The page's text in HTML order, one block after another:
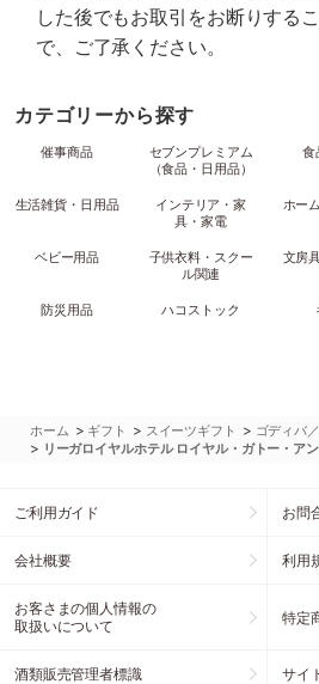
した後でもお取引をお断りする
で、ご了承ください。
カテゴリーから探す
催事商品
セブンプレミアム
（食品・日用品）
食
生活雑貨・日用品
インテリア・家
具・家電
ホー
ベビー用品
子供衣料・スクー
ル関連
文房
防災用品 ハコストック
ホーム > ギフト > スイーツギフト > ゴディバ
> リーガロイヤルホテル ロイヤル・ガトー・ア
ご利用ガイド お問
会社概要 利用
お客さまの個人情報の
取扱いについて
特定
酒類販売管理者標識 サイ